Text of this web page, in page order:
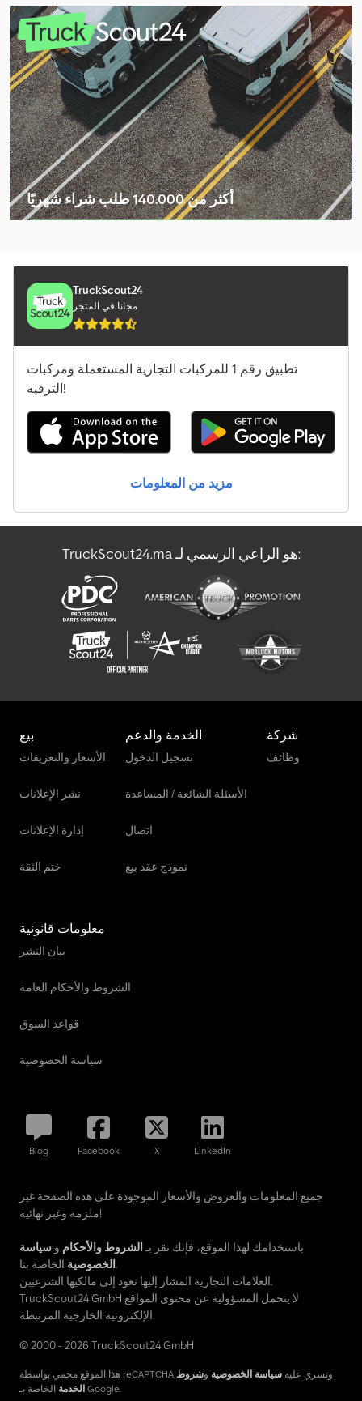
Mercedes-Benz Atego
Mercedes-Benz Atego 1200
Mercedes-Benz Atego 1500
Mercedes-Benz Sprinter 316
Scania P 400
Schäffer 2028 Slt
Sennebogen 355 E
Volvo Fm 300
المعدات الخاصة بتشغيل المطارات
شاحنة قلابة بكابل
شاحنة قلابة مع رافعة
شاحنة نقل الحليب
مركبة نقل أموال مدرعة
ناقل الزجاج
أكثر من 140.000 طلب شراء شهريًا
TruckScout24
مجانا في المتجر
تطبيق رقم 1 للمركبات التجارية المستعملة ومركبات
الترفيه!
مزيد من المعلومات
TruckScout24.ma هو الراعي الرسمي لـ:
بيع
الأسعار والتعريفات
نشر الإعلانات
إدارة الإعلانات
ختم الثقة
الخدمة والدعم
تسجيل الدخول
الأسئلة الشائعة / المساعدة
اتصال
نموذج عقد بيع
شركة
وظائف
معلومات قانونية
بيان النشر
الشروط والأحكام العامة
قواعد السوق
سياسة الخصوصية
Blog Facebook X LinkedIn
جميع المعلومات والعروض والأسعار الموجودة على هذه الصفحة غير
ملزمة وغير نهائية!
باستخدامك لهذا الموقع، فإنك تقر بـ الشروط والأحكام و سياسة
الخصوصيةالخاصة بنا.
العلامات التجارية المشار إليها تعود إلى مالكيها الشرعيين.
TruckScout24 GmbH لا يتحمل المسؤولية عن محتوى المواقع
الإلكترونية الخارجية المرتبطة.
© 2000 - 2026 TruckScout24 GmbH
هذا الموقع محمي بواسطة reCAPTCHA وتسري عليه سياسة الخصوصية وشروط
الخدمة الخاصة بـ Google.